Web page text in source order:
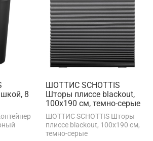
8
ШОТТИС SCHOTTIS
Шторы плиссе blackout,
100x190 см, темно-серые
ШОТТИС SCHOTTIS Шторы
плиссе blackout, 100x190 см,
темно-серые